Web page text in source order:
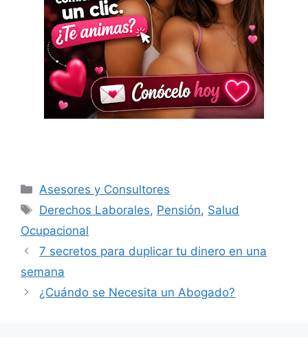
Categorías
Asesores y Consultores
Etiquetas
Derechos Laborales, Pensión, Salud
Ocupacional
7 secretos para duplicar tu dinero en una
semana
¿Cuándo se Necesita un Abogado?